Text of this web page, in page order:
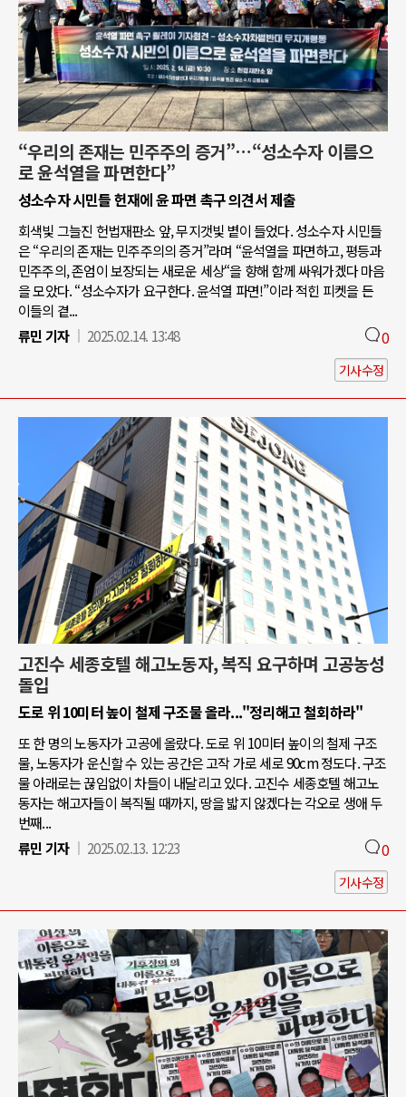
“우리의 존재는 민주주의 증거”…“성소수자 이름으
로 윤석열을 파면한다”
성소수자 시민들 헌재에 윤 파면 촉구 의견서 제출
회색빛 그늘진 헌법재판소 앞, 무지갯빛 볕이 들었다. 성소수자 시민들
은 “우리의 존재는 민주주의의 증거”라며 “윤석열을 파면하고, 평등과
민주주의, 존엄이 보장되는 새로운 세상“을 향해 함께 싸워가겠다 마음
을 모았다. “성소수자가 요구한다. 윤석열 파면!”이라 적힌 피켓을 든
이들의 곁...
류민 기자
2025.02.14. 13:48 0
기사수정
고진수 세종호텔 해고노동자, 복직 요구하며 고공농성
돌입
도로 위 10미터 높이 철제 구조물 올라..."정리해고 철회하라"
또 한 명의 노동자가 고공에 올랐다. 도로 위 10미터 높이의 철제 구조
물, 노동자가 운신할 수 있는 공간은 고작 가로 세로 90cm 정도다. 구조
물 아래로는 끊임없이 차들이 내달리고 있다. 고진수 세종호텔 해고노
동자는 해고자들이 복직될 때까지, 땅을 밟지 않겠다는 각오로 생애 두
번째...
류민 기자
2025.02.13. 12:23 0
기사수정